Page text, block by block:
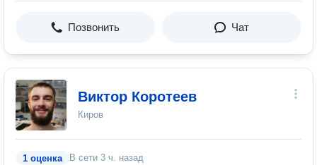
Позвонить Чат
Виктор Коротеев
Киров
1 оценка В сети 3 ч. назад